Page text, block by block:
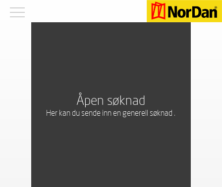
Åpen søknad
Her kan du sende inn en generell søknad .